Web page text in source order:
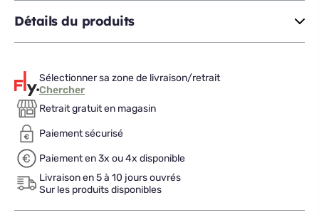
Détails du produits
Sélectionner sa zone de livraison/retrait
Chercher
Retrait gratuit en magasin
Paiement sécurisé
Paiement en 3x ou 4x disponible
Livraison en 5 à 10 jours ouvrés
Sur les produits disponibles